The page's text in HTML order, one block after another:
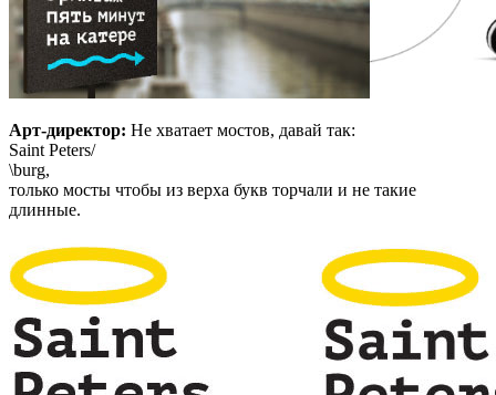
Арт-директор: Не хватает мостов, давай так:
Saint Peters/
\burg,
только мосты чтобы из верха букв торчали и не такие
длинные.